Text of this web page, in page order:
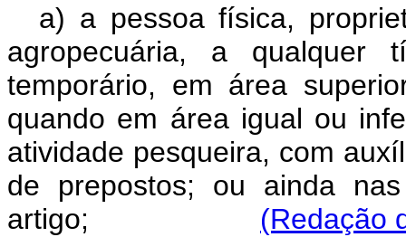
a) a pessoa física,
agropecuária, a qualquer
temporário, em área
quando em área igual ou
atividade pesqueira, com
de prepostos; ou ainda
artigo;
(Redação